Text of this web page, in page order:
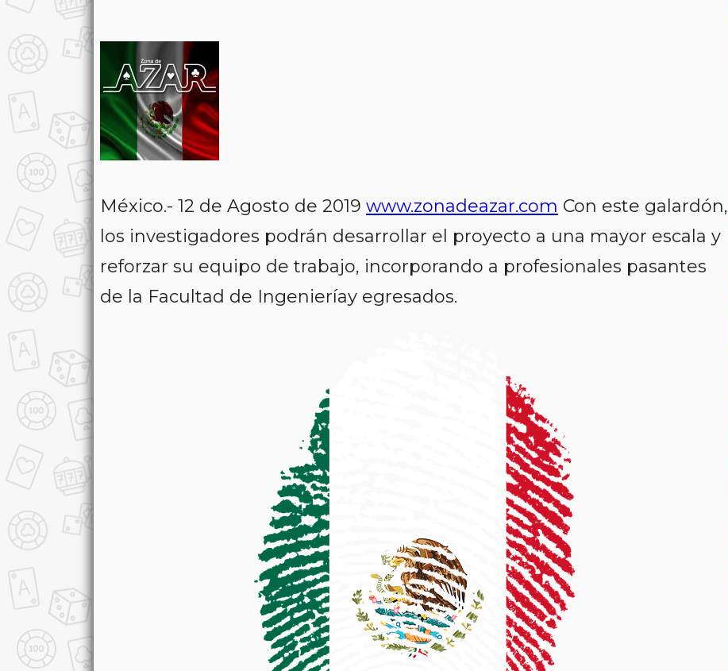
México.- 12 de Agosto de 2019 www.zonadeazar.com Con este galardón,
los investigadores podrán desarrollar el proyecto a una mayor escala y
reforzar su equipo de trabajo, incorporando a profesionales pasantes
de la Facultad de Ingenieríay egresados.